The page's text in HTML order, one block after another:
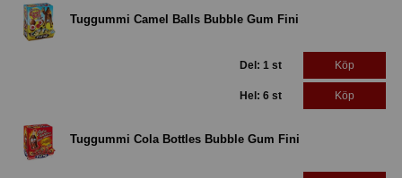
Tuggummi Camel Balls Bubble Gum Fini
Del: 1 st Köp
Hel: 6 st Köp
Tuggummi Cola Bottles Bubble Gum Fini